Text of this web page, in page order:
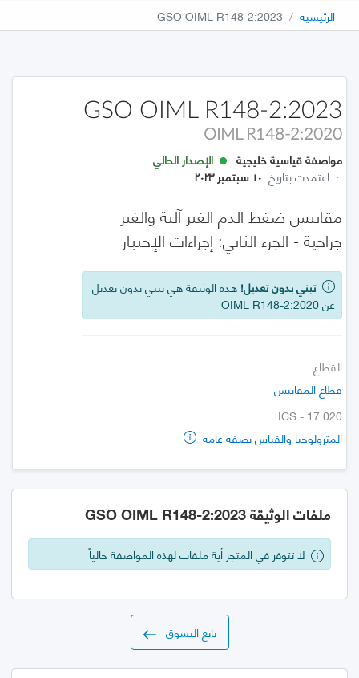
الرئيسية GSO OIML R148-2:2023
GSO OIML R148-2:2023
OIML R148-2:2020
مواصفة قياسية خليجية
الإصدار الحالي
· اعتمدت بتاريخ ١٠ سبتمبر ٢٠٢٣
مقاييس ضغط الدم الغير آلية والغير
جراحية - الجزء الثاني: إجراءات الإختبار
تبني بدون تعديل! هذه الوثيقة هي تبني بدون تعديل
عن OIML R148-2:2020
القطاع
قطاع المقاييس
ICS - 17.020
المترولوجيا والقياس بصفة عامة
ملفات الوثيقة GSO OIML R148-2:2023
لا تتوفر في المتجر أية ملفات لهذه المواصفة حالياً
تابع التسوق